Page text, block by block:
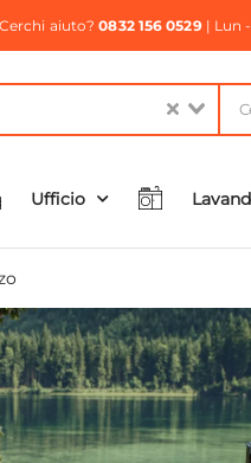
Cerchi aiuto?0832 156 0529| Lun -
Ufficio